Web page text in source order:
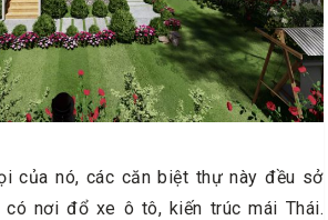
của nó, các căn biệt thự này đều sở
có nơi đổ xe ô tô, kiến trúc mái Thái.